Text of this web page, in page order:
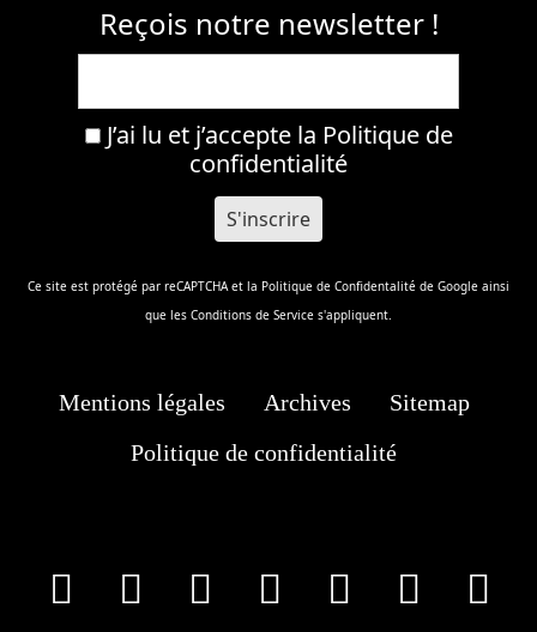
Reçois notre newsletter !
J’ai lu et j’accepte la Politique de
confidentialité
Ce site est protégé par reCAPTCHA et la Politique de Confidentalité de Google ainsi
que les Conditions de Service s'appliquent.
Mentions légales Archives
Sitemap
Politique de confidentialité
facebookInstagram
Youtube
Tik Tok